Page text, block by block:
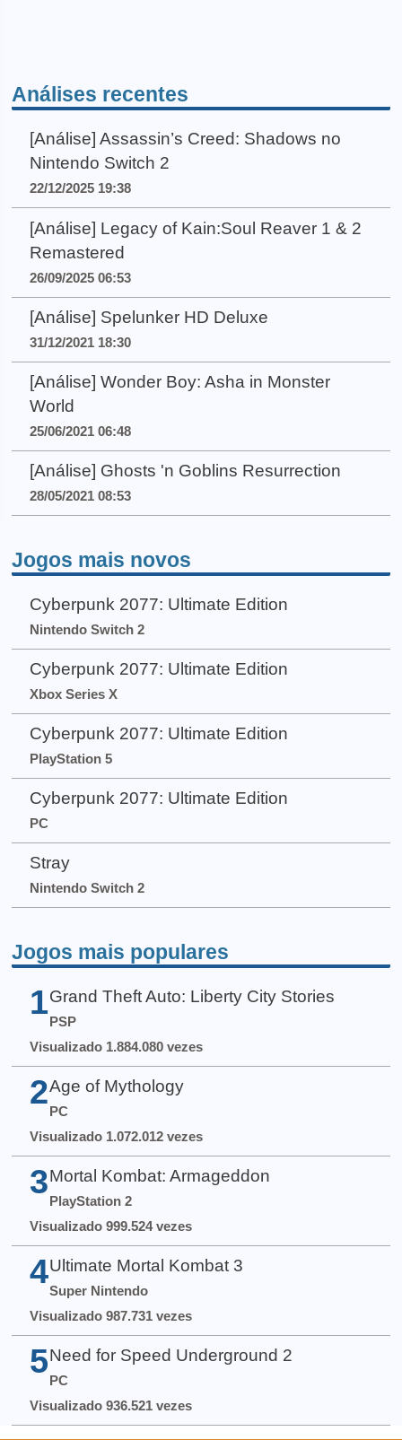
Análises recentes
[Análise] Assassin’s Creed: Shadows no
Nintendo Switch 2
22/12/2025 19:38
[Análise] Legacy of Kain:Soul Reaver 1 & 2
Remastered
26/09/2025 06:53
[Análise] Spelunker HD Deluxe
31/12/2021 18:30
[Análise] Wonder Boy: Asha in Monster
World
25/06/2021 06:48
[Análise] Ghosts 'n Goblins Resurrection
28/05/2021 08:53
Jogos mais novos
Cyberpunk 2077: Ultimate Edition
Nintendo Switch 2
Cyberpunk 2077: Ultimate Edition
Xbox Series X
Cyberpunk 2077: Ultimate Edition
PlayStation 5
Cyberpunk 2077: Ultimate Edition
PC
Stray
Nintendo Switch 2
Jogos mais populares
1 Grand Theft Auto: Liberty City Stories
PSP
Visualizado 1.884.080 vezes
2 Age of Mythology
PC
Visualizado 1.072.012 vezes
3 Mortal Kombat: Armageddon
PlayStation 2
Visualizado 999.524 vezes
4 Ultimate Mortal Kombat 3
Super Nintendo
Visualizado 987.731 vezes
5 Need for Speed Underground 2
PC
Visualizado 936.521 vezes